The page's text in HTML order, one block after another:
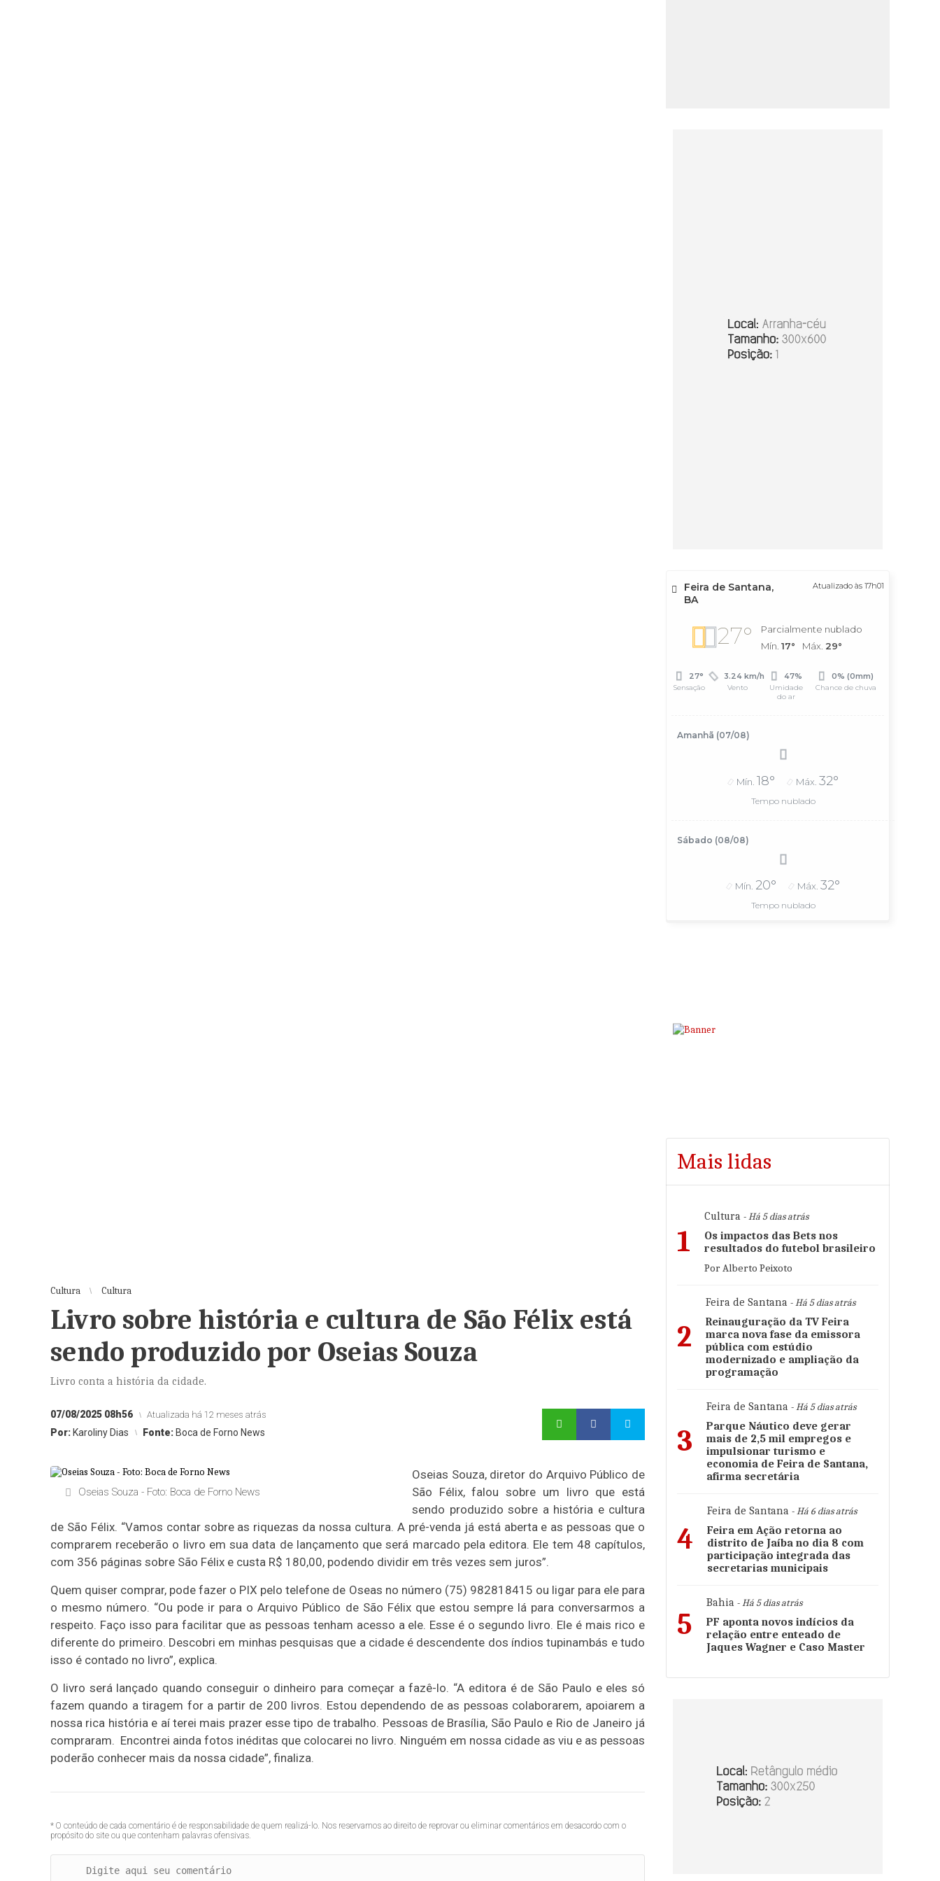
Cultura Cultura
Livro sobre história e cultura de São Félix está
sendo produzido por Oseias Souza
Livro conta a história da cidade.
07/08/2025 08h56 Atualizada há 12 meses atrás
Por: Karoliny Dias Fonte: Boca de Forno News
Oseias Souza - Foto: Boca de Forno News
Oseias Souza, diretor do Arquivo Público de
São Félix, falou sobre um livro que está
sendo produzido sobre a história e cultura
de São Félix. “Vamos contar sobre as riquezas da nossa cultura. A pré-venda já está aberta e as pessoas que o
comprarem receberão o livro em sua data de lançamento que será marcado pela editora. Ele tem 48 capítulos,
com 356 páginas sobre São Félix e custa R$ 180,00, podendo dividir em três vezes sem juros”.
Quem quiser comprar, pode fazer o PIX pelo telefone de Oseas no número (75) 982818415 ou ligar para ele para
o mesmo número. “Ou pode ir para o Arquivo Público de São Félix que estou sempre lá para conversarmos a
respeito. Faço isso para facilitar que as pessoas tenham acesso a ele. Esse é o segundo livro. Ele é mais rico e
diferente do primeiro. Descobri em minhas pesquisas que a cidade é descendente dos índios tupinambás e tudo
isso é contado no livro”, explica.
O livro será lançado quando conseguir o dinheiro para começar a fazê-lo. “A editora é de São Paulo e eles só
fazem quando a tiragem for a partir de 200 livros. Estou dependendo de as pessoas colaborarem, apoiarem a
nossa rica história e aí terei mais prazer esse tipo de trabalho. Pessoas de Brasília, São Paulo e Rio de Janeiro já
compraram. Encontrei ainda fotos inéditas que colocarei no livro. Ninguém em nossa cidade as viu e as pessoas
poderão conhecer mais da nossa cidade”, finaliza.
* O conteúdo de cada comentário é de responsabilidade de quem realizá-lo. Nos reservamos ao direito de reprovar ou eliminar comentários em desacordo com o
propósito do site ou que contenham palavras ofensivas.
Feira de Santana,
BA
Atualizado às 17h01
27°
Parcialmente nublado
Mín. 17° Máx. 29°
27°
Sensação
3.24 km/h
Vento
47%
Umidade
do ar
0% (0mm)
Chance de chuva
Amanhã (07/08)
Mín. 18° Máx. 32°
Tempo nublado
Sábado (08/08)
Mín. 20° Máx. 32°
Tempo nublado
Mais lidas
1
Cultura - Há 5 dias atrás
Os impactos das Bets nos
resultados do futebol brasileiro
Por Alberto Peixoto
2
Feira de Santana - Há 5 dias atrás
Reinauguração da TV Feira
marca nova fase da emissora
pública com estúdio
modernizado e ampliação da
programação
3
Feira de Santana - Há 5 dias atrás
Parque Náutico deve gerar
mais de 2,5 mil empregos e
impulsionar turismo e
economia de Feira de Santana,
afirma secretária
4
Feira de Santana - Há 6 dias atrás
Feira em Ação retorna ao
distrito de Jaíba no dia 8 com
participação integrada das
secretarias municipais
5
Bahia - Há 5 dias atrás
PF aponta novos indícios da
relação entre enteado de
Jaques Wagner e Caso Master